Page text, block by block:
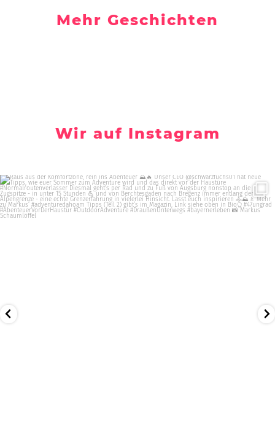
Mehr Geschichten
Wir auf Instagram